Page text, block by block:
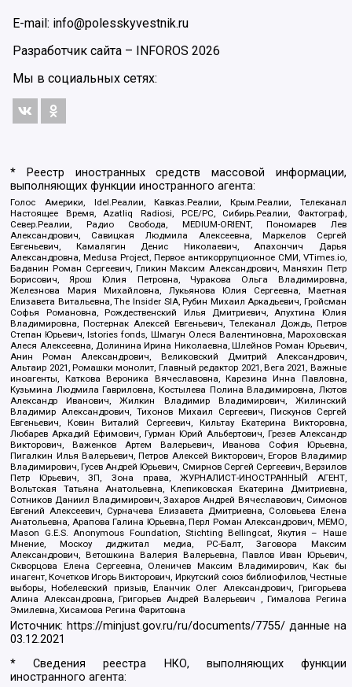
E-mail: info@polesskyvestnik.ru
Разработчик сайта – INFOROS 2026
Мы в социальных сетях:
* Реестр иностранных средств массовой информации,
выполняющих функции иностранного агента:
Голос Америки, Idel.Реалии, Кавказ.Реалии, Крым.Реалии, Телеканал
Настоящее Время, Azatliq Radiosi, PCE/PC, Сибирь.Реалии, Фактограф,
Север.Реалии, Радио Свобода, MEDIUM-ORIENT, Пономарев Лев
Александрович, Савицкая Людмила Алексеевна, Маркелов Сергей
Евгеньевич, Камалягин Денис Николаевич, Апахончич Дарья
Александровна, Medusa Project, Первое антикоррупционное СМИ, VTimes.io,
Баданин Роман Сергеевич, Гликин Максим Александрович, Маняхин Петр
Борисович, Ярош Юлия Петровна, Чуракова Ольга Владимировна,
Железнова Мария Михайловна, Лукьянова Юлия Сергеевна, Маетная
Елизавета Витальевна, The Insider SIA, Рубин Михаил Аркадьевич, Гройсман
Софья Романовна, Рождественский Илья Дмитриевич, Апухтина Юлия
Владимировна, Постернак Алексей Евгеньевич, Телеканал Дождь, Петров
Степан Юрьевич, Istories fonds, Шмагун Олеся Валентиновна, Мароховская
Алеся Алексеевна, Долинина Ирина Николаевна, Шлейнов Роман Юрьевич,
Анин Роман Александрович, Великовский Дмитрий Александрович,
Альтаир 2021, Ромашки монолит, Главный редактор 2021, Вега 2021, Важные
иноагенты, Каткова Вероника Вячеславовна, Карезина Инна Павловна,
Кузьмина Людмила Гавриловна, Костылева Полина Владимировна, Лютов
Александр Иванович, Жилкин Владимир Владимирович, Жилинский
Владимир Александрович, Тихонов Михаил Сергеевич, Пискунов Сергей
Евгеньевич, Ковин Виталий Сергеевич, Кильтау Екатерина Викторовна,
Любарев Аркадий Ефимович, Гурман Юрий Альбертович, Грезев Александр
Викторович, Важенков Артем Валерьевич, Иванова София Юрьевна,
Пигалкин Илья Валерьевич, Петров Алексей Викторович, Егоров Владимир
Владимирович, Гусев Андрей Юрьевич, Смирнов Сергей Сергеевич, Верзилов
Петр Юрьевич, ЗП, Зона права, ЖУРНАЛИСТ-ИНОСТРАННЫЙ АГЕНТ,
Вольтская Татьяна Анатольевна, Клепиковская Екатерина Дмитриевна,
Сотников Даниил Владимирович, Захаров Андрей Вячеславович, Симонов
Евгений Алексеевич, Сурначева Елизавета Дмитриевна, Соловьева Елена
Анатольевна, Арапова Галина Юрьевна, Перл Роман Александрович, МЕМО,
Mason G.E.S. Anonymous Foundation, Stichting Bellingcat, Якутия – Наше
Мнение, Москоу диджитал медиа, РС-Балт, Заговора Максим
Александрович, Ветошкина Валерия Валерьевна, Павлов Иван Юрьевич,
Скворцова Елена Сергеевна, Оленичев Максим Владимирович, Как бы
инагент, Кочетков Игорь Викторович, Иркутский союз библиофилов, Честные
выборы, Нобелевский призыв, Еланчик Олег Александрович, Григорьева
Алина Александровна, Григорьев Андрей Валерьевич , Гималова Регина
Эмилевна, Хисамова Регина Фаритовна
Источник: https://minjust.gov.ru/ru/documents/7755/ данные на
03.12.2021
* Сведения реестра НКО, выполняющих функции
иностранного агента: